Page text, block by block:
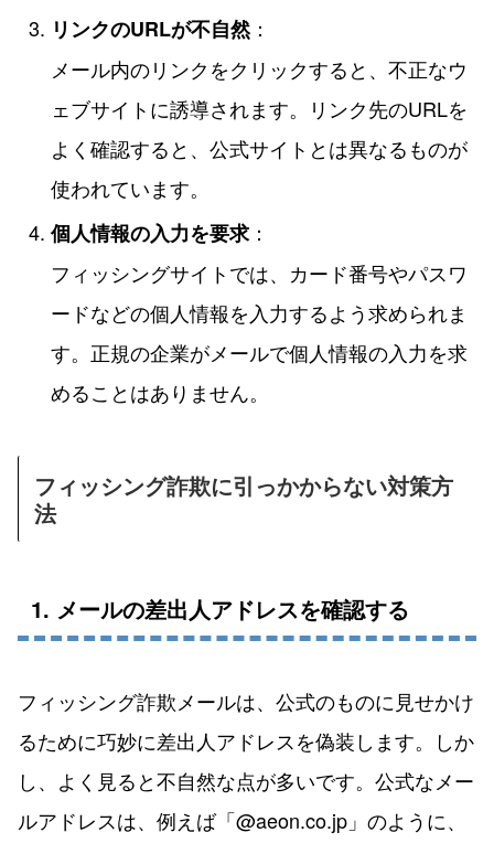
リンクのURLが不自然：
メール内のリンクをクリックすると、不正なウ
ェブサイトに誘導されます。リンク先のURLを
よく確認すると、公式サイトとは異なるものが
使われています。
個人情報の入力を要求：
フィッシングサイトでは、カード番号やパスワ
ードなどの個人情報を入力するよう求められま
す。正規の企業がメールで個人情報の入力を求
めることはありません。
フィッシング詐欺に引っかからない対策方
法
1. メールの差出人アドレスを確認する
フィッシング詐欺メールは、公式のものに見せかけ
るために巧妙に差出人アドレスを偽装します。しか
し、よく見ると不自然な点が多いです。公式なメー
ルアドレスは、例えば「@aeon.co.jp」のように、